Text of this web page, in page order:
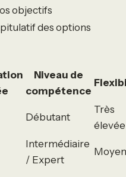
objectifs
des options
Niveau de
compétence
Débutant
Très
élevée
Intermédiaire
/ Expert